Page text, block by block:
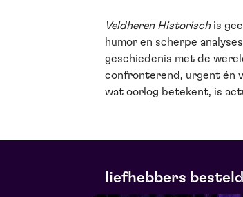
Veldheren Historischis
humor en scherpe
geschiedenis met de
confronterend, urgent én
wat oorlog betekent, is
liefhebbers